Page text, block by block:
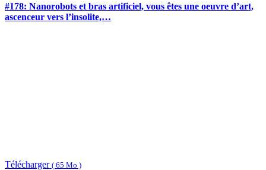
#178: Nanorobots et bras artificiel, vous êtes une oeuvre d’art,
ascenceur vers l’insolite,…
Télécharger ( 65 Mo )